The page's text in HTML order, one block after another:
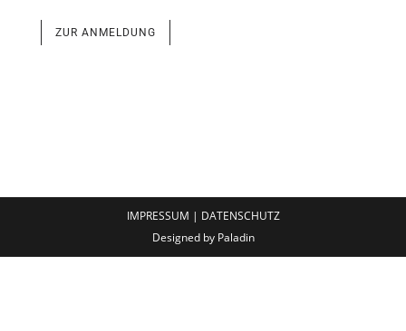
ZUR ANMELDUNG
IMPRESSUM | DATENSCHUTZ
Designed by Paladin